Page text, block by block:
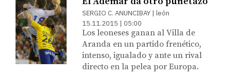
SERGIO C. ANUNCIBAY | león
15.11.2015 | 05:00
Los leoneses ganan al Villa de
Aranda en un partido frenético,
intenso, igualado y ante un rival
directo en la pelea por Europa.